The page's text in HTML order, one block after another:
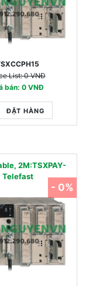
List: 0 VNĐ
bán: 0 VNĐ
ĐẶT HÀNG
2M:TSXPAY-
Telefast
- 0%